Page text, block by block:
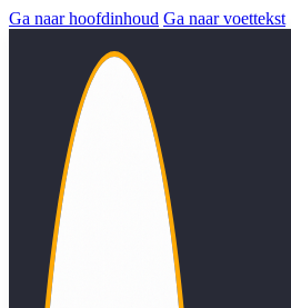
Ga naar hoofdinhoud Ga naar voettekst